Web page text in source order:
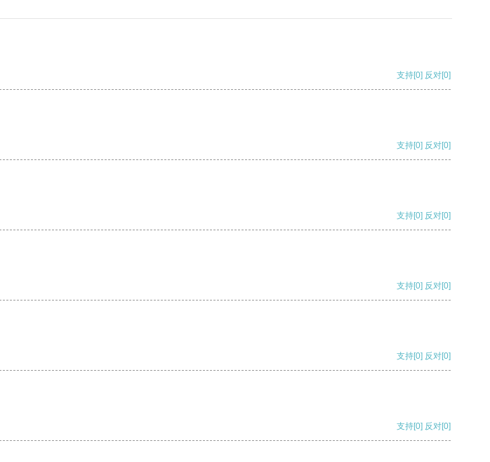
支持[0] 反对[0]
支持[0] 反对[0]
支持[0] 反对[0]
支持[0] 反对[0]
支持[0] 反对[0]
支持[0] 反对[0]